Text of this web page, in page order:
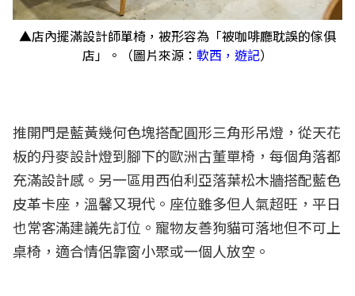
▲店內擺滿設計師單椅，被形容為「被咖啡廳耽誤的傢俱
店」。（圖片來源： 軟西，遊記）
推開門是藍黃幾何色塊搭配圓形三角形吊燈，從天花
板的丹麥設計燈到腳下的歐洲古董單椅，每個角落都
充滿設計感。另一區用西伯利亞落葉松木牆搭配藍色
皮革卡座，溫馨又現代。座位雖多但人氣超旺，平日
也常客滿建議先訂位。寵物友善狗貓可落地但不可上
桌椅，適合情侶靠窗小聚或一個人放空。